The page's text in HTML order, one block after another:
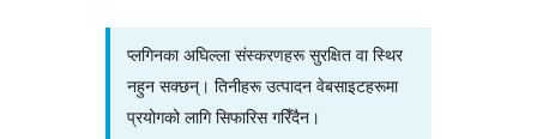
प्लगिनका अघिल्ला संस्करणहरू सुरक्षित वा स्थिर
नहुन सक्छन्। तिनीहरू उत्पादन वेबसाइटहरूमा
प्रयोगको लागि सिफारिस गरिँदैन।